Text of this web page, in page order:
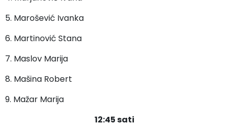
5. Marošević Ivanka
6. Martinović Stana
7. Maslov Marija
8. Mašina Robert
9. Mažar Marija
12:45 sati